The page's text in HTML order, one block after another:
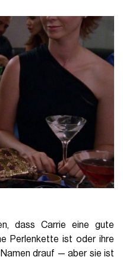
dass Carrie eine gute
Perlenkette ist oder ihre
drauf — aber sie ist